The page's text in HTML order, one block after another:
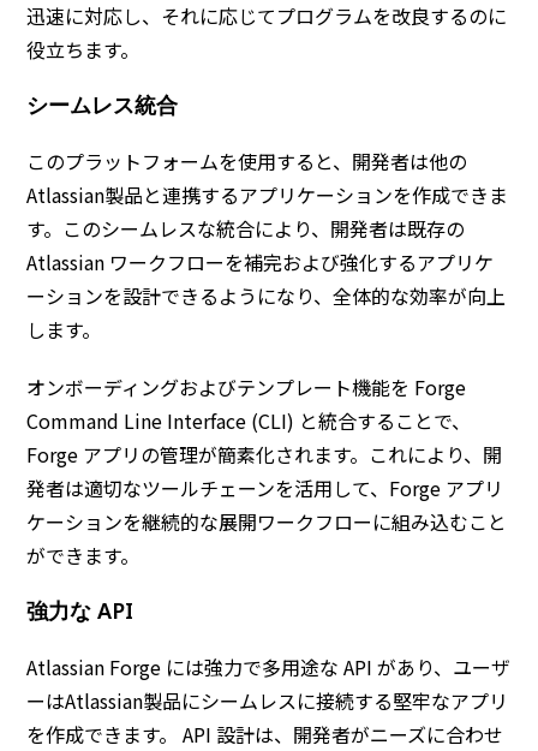
迅速に対応し、それに応じてプログラムを改良するのに
役立ちます。
シームレス統合
このプラットフォームを使用すると、開発者は他の
Atlassian製品と連携するアプリケーションを作成できま
す。このシームレスな統合により、開発者は既存の
Atlassian ワークフローを補完および強化するアプリケ
ーションを設計できるようになり、全体的な効率が向上
します。
オンボーディングおよびテンプレート機能を Forge
Command Line Interface (CLI) と統合することで、
Forge アプリの管理が簡素化されます。これにより、開
発者は適切なツールチェーンを活用して、Forge アプリ
ケーションを継続的な展開ワークフローに組み込むこと
ができます。
強力な API
Atlassian Forge には強力で多用途な API があり、ユーザ
ーはAtlassian製品にシームレスに接続する堅牢なアプリ
を作成できます。 API 設計は、開発者がニーズに合わせ